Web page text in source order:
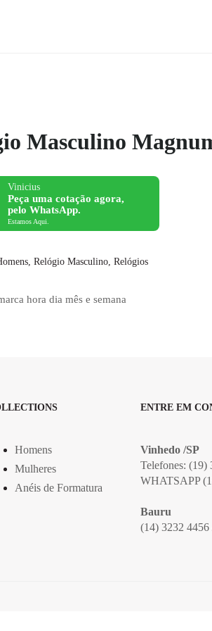
Masculino
Vinicius
Peça uma cotação agora,
pelo WhatsApp.
Estamos Aqui.
, Relógio Masculino, Relógios
hora dia mês e semana
Homens
Mulheres
Anéis de Formatura
ENTRE EM
Vinhedo /SP
Telefones: (19)
WHATSAPP
Bauru
(14) 3232 4456